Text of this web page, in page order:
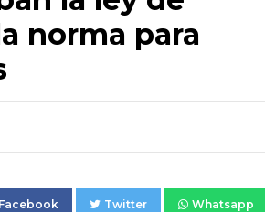
norma para
Facebook Twitter Whatsapp